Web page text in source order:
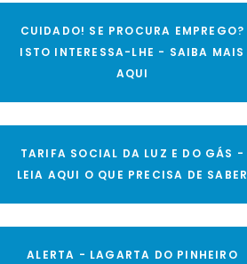
CUIDADO! SE PROCURA EMPREGO?
ISTO INTERESSA-LHE - SAIBA MAIS
AQUI
TARIFA SOCIAL DA LUZ E DO GÁS -
LEIA AQUI O QUE PRECISA DE SABER
ALERTA - LAGARTA DO PINHEIRO